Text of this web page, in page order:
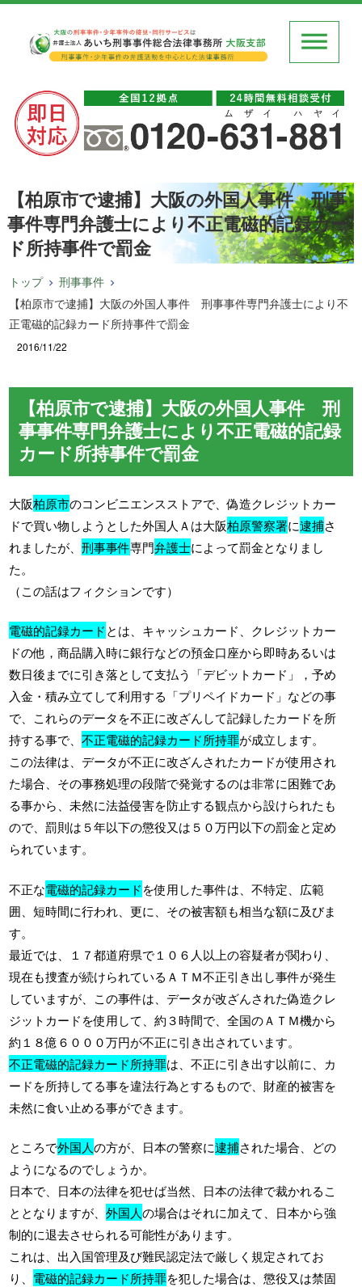
【柏原市で逮捕】大阪の外国人事件 刑事
事件専門弁護士により不正電磁的記録カー
ド所持事件で罰金
トップ
刑事事件
【柏原市で逮捕】大阪の外国人事件 刑事事件専門弁護士により不
正電磁的記録カード所持事件で罰金
2016/11/22
【柏原市で逮捕】大阪の外国人事件 刑
事事件専門弁護士により不正電磁的記録
カード所持事件で罰金
大阪柏原市のコンビニエンスストアで、偽造クレジットカー
ドで買い物しようとした外国人Ａは大阪柏原警察署に逮捕さ
れましたが、刑事事件専門弁護士によって罰金となりまし
た。
（この話はフィクションです）
電磁的記録カードとは、キャッシュカード、クレジットカー
ドの他，商品購入時に銀行などの預金口座から即時あるいは
数日後までに引き落として支払う「デビットカード」，予め
入金・積み立てして利用する「プリペイドカード」などの事
で、これらのデータを不正に改ざんして記録したカードを所
持する事で、不正電磁的記録カード所持罪が成立します。
この法律は、データが不正に改ざんされたカードが使用され
た場合、その事務処理の段階で発覚するのは非常に困難であ
る事から、未然に法益侵害を防止する観点から設けられたも
ので、罰則は５年以下の懲役又は５０万円以下の罰金と定め
られています。
不正な電磁的記録カードを使用した事件は、不特定、広範
囲、短時間に行われ、更に、その被害額も相当な額に及びま
す。
最近では、１７都道府県で１０６人以上の容疑者が関わり、
現在も捜査が続けられているＡＴＭ不正引き出し事件が発生
していますが、この事件は、データが改ざんされた偽造クレ
ジットカードを使用して、約３時間で、全国のＡＴＭ機から
約１８億６０００万円が不正に引き出されています。
不正電磁的記録カード所持罪は、不正に引き出す以前に、カ
ードを所持してる事を違法行為とするもので、財産的被害を
未然に食い止める事ができます。
ところで外国人の方が、日本の警察に逮捕された場合、どの
ようになるのでしょうか。
日本で、日本の法律を犯せば当然、日本の法律で裁かれるこ
ととなりますが、外国人の場合はそれに加えて、日本から強
制的に退去させられる可能性があります。
これは、出入国管理及び難民認定法で厳しく規定されてお
り、 電磁的記録カード所持罪を犯した場合は、懲役又は禁固